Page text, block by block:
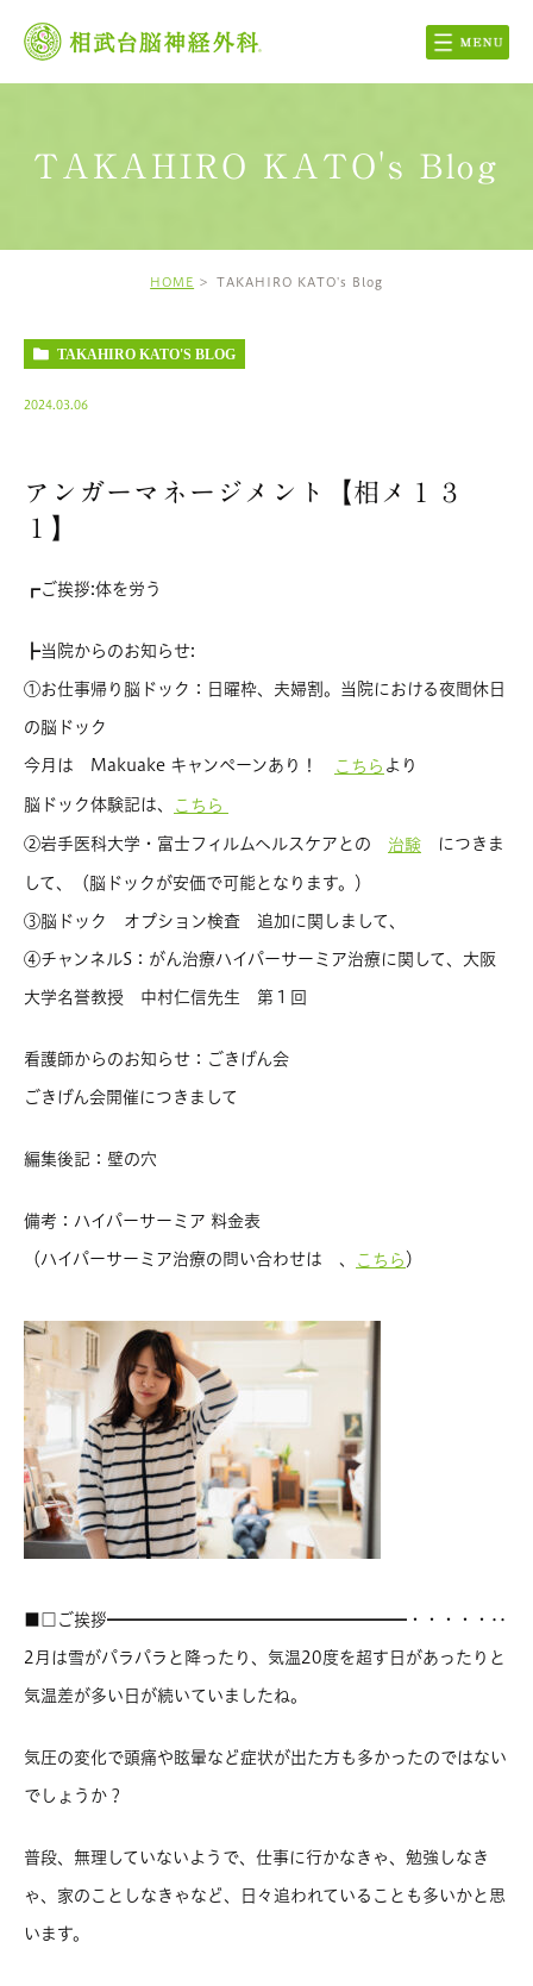
TAKAHIRO KATO's Blog
HOME TAKAHIRO KATO's Blog
TAKAHIRO KATO'S BLOG
2024.03.06
アンガーマネージメント【相メ１３
１】
┏ご挨拶:体を労う
┣当院からのお知らせ:
①お仕事帰り脳ドック：日曜枠、夫婦割。当院における夜間休日
の脳ドック
今月は Makuake キャンペーンあり！ こちら より
脳ドック体験記は、 こちら
②岩手医科大学・富士フィルムヘルスケアとの 治験 につきま
して、（脳ドックが安価で可能となります。）
③脳ドック オプション検査 追加に関しまして、
④チャンネルS：がん治療ハイパーサーミア治療に関して、大阪
大学名誉教授 中村仁信先生 第１回
看護師からのお知らせ：ごきげん会
ごきげん会開催につきまして
編集後記：壁の穴
備考：ハイパーサーミア 料金表
（ハイパーサーミア治療の問い合わせは 、 こちら ）
■□ご挨拶━━━━━━━━━━━━━━━━━━・・・・・‥
2月は雪がパラパラと降ったり、気温20度を超す日があったりと
気温差が多い日が続いていましたね。
気圧の変化で頭痛や眩暈など症状が出た方も多かったのではない
でしょうか？
普段、無理していないようで、仕事に行かなきゃ、勉強しなき
ゃ、家のことしなきゃなど、日々追われていることも多いかと思
います。